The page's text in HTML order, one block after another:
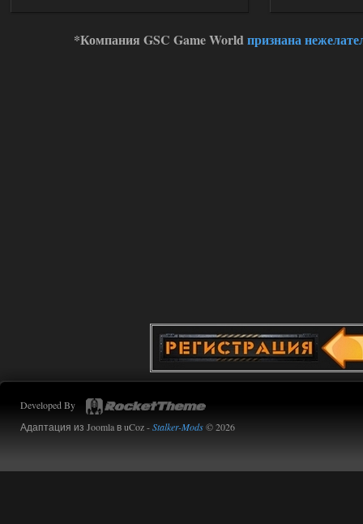
*Компания GSC Game Worldпризнана
Developed By
Адаптация из Joomla в uCoz -Stalker-Mods© 2026